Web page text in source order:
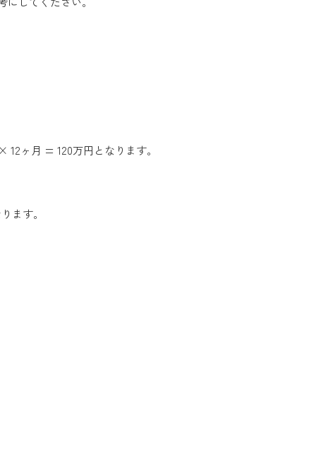
ヶ月 = 120万円となります。
ます。